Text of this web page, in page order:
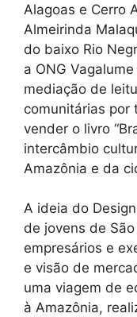
Alagoas e Cerro
Almeirinda
do baixo Rio
a ONG
mediação de
comunitárias por
vender o livro
intercâmbio
Amazônia e da
A ideia do
de jovens de
empresários e
e visão de
uma viagem de
à Amazônia,